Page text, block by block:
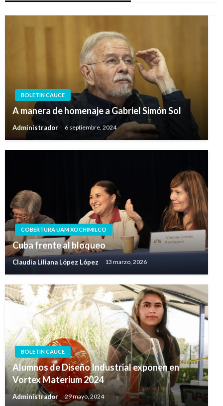
BOLETIN CAUCE
A manera de homenaje a Gabriel Simón Sol
Administrador 6 septiembre, 2024
COBERTURA UAM XOCHIMILCO
Cuba frente al bloqueo
Claudia Liliana López López 13 marzo, 2026
BOLETIN CAUCE
Alumnos de Diseño Industrial exponen en
Vortex Materium 2024
Administrador 29 mayo, 2024